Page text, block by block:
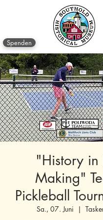
Spenden
"History in
Making"
Pickleball
Sa., 07. Juni
  |